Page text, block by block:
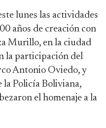
lunes las actividades
años de creación con
Murillo, en la ciudad
la participación del
Antonio Oviedo, y
la Policía Boliviana,
el homenaje a la